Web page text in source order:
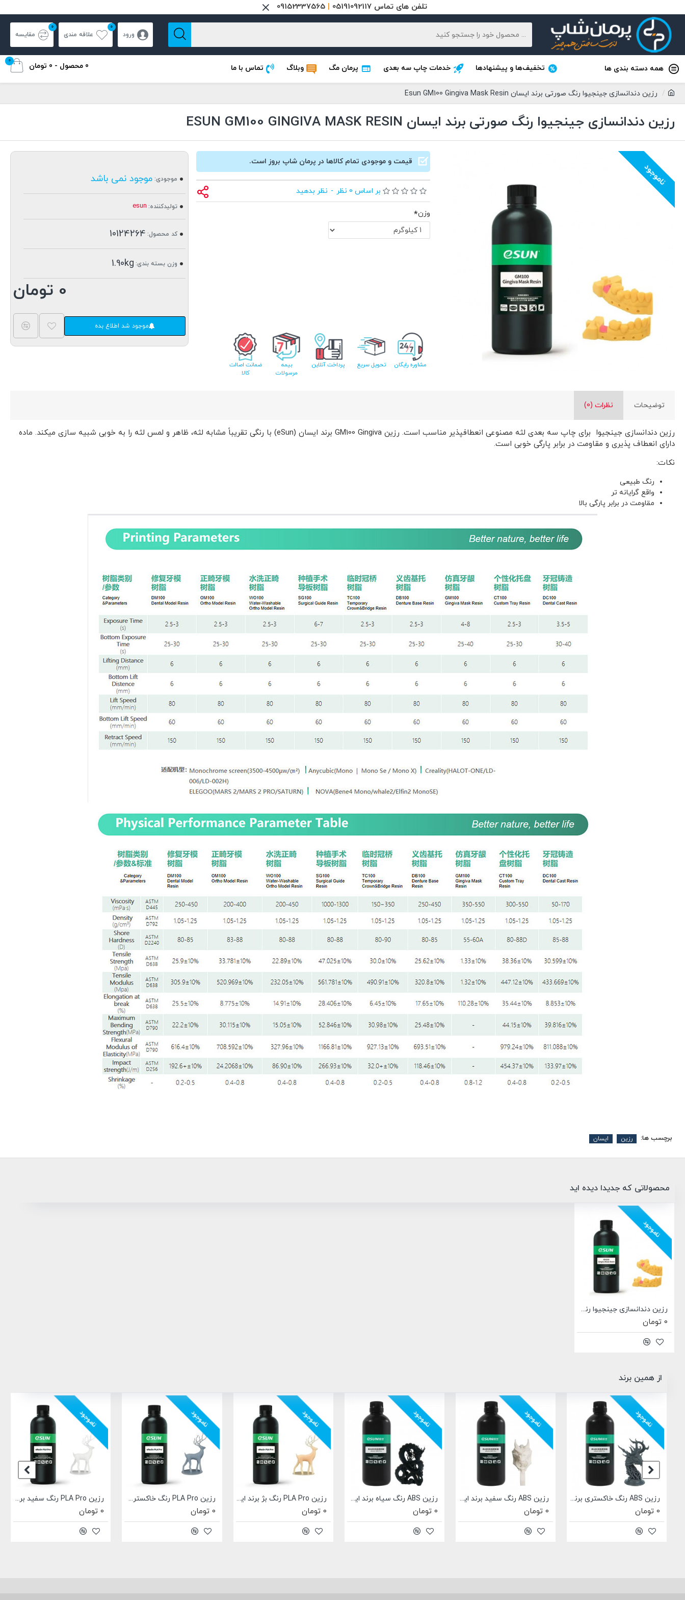
تلفن های تماس 05191092117 09152337565
ورود علاقه مندی
0
مقایسه
0
همه دسته بندی ها تخفیف‌ها و پیشنهادها خدمات چاپ سه بعدی پرمان مگ وبلاگ تماس با ما 0 محصول - 0 تومان
0
رزین دندانسازی جینجیوا رنگ صورتی برند ایسان Esun GM100 Gingiva Mask Resin
رزین دندانسازی جینجیوا رنگ صورتی برند ایسان ESUN GM100 GINGIVA MASK RESIN
ناموجود قیمت و موجودی تمام کالاها در پرمان شاپ بروز است.
بر اساس 0 نظر - نظر بدهید
وزن
مشاوره رایگان تحویل سریع پرداخت آنلاین
بیمه
مرسولات
ضمانت اصالت
کالا
0 تومان
موجودی: موجود نمی باشد
تولیدکننده: esun
کد محصول: 10124264
وزن بسته بندی: 1.90kg
موجود شد اطلاع بده
توضیحات نظرات (0)
رزین دندانسازی جینجیوا برای چاپ سه بعدی لثه مصنوعی انعطافپذیر مناسب است. رزین GM100 Gingiva برند ایسان (eSun) با رنگی تقریباً مشابه لثه، ظاهر و لمس لثه را به خوبی شبیه سازی میکند. ماده
دارای انعطاف پذیری و مقاومت در برابر پارگی خوبی است.
نکات:
رنگ طبیعی
واقع گرایانه تر
مقاومت در برابر پارگی بالا
برچسب ها: رزین ایسان
محصولاتی که جدیدا دیده اید
ناموجود
رزین دندانسازی جینجیوا رنگ صورتی برند ایسان Esun GM100 Gingiva Mask Resin
0 تومان
از همین برند
رزین PLA Pro رنگ سفید برند ایسان Esun eResin-PLA Pro White
ناموجود
رزین ABS رنگ خاکستری برند ایسان Esun A200 ABS Pro
ناموجود
رزین ABS رنگ سفید برند ایسان Esun A200 ABS Pro
ناموجود
رزین ABS رنگ سیاه برند ایسان Esun A200 ABS Pro
ناموجود
رزین PLA Pro رنگ بژ برند ایسان Esun eResin-PLA Pro Beige
ناموجود
رزین PLA Pro رنگ خاکستری برند ایسان Esun eResin-PLA Pro Gray
ناموجود